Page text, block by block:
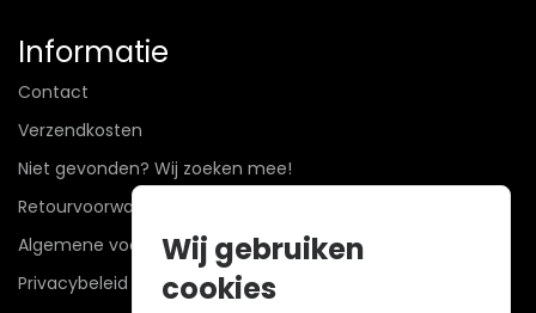
Informatie
Contact
Verzendkosten
Niet gevonden? Wij zoeken mee!
Retourvoorwaarden
Algemene voorwaarden
Privacybeleid
Wij gebruiken
cookies